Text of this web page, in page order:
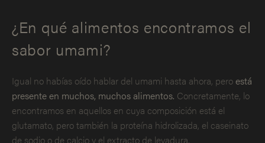
¿En qué alimentos encontramos el
sabor umami?
Igual no habías oído hablar del umami hasta ahora, peroestá
presente en muchos, muchos alimentos. Concretamente, lo
encontramos en aquellos en cuya composición está el
glutamato, pero también la proteína hidrolizada, el caseinato
de sodio o de calcio y el extracto de levadura.